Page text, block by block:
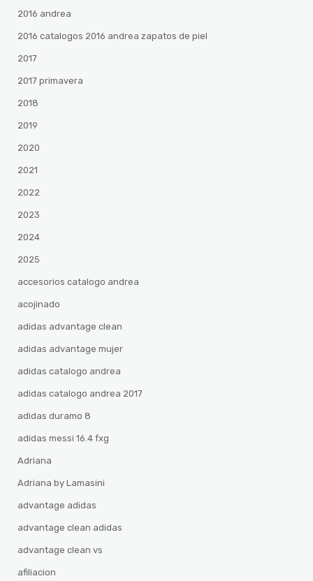
2016 andrea
2016 catalogos 2016 andrea zapatos de piel
2017
2017 primavera
2018
2019
2020
2021
2022
2023
2024
2025
accesorios catalogo andrea
acojinado
adidas advantage clean
adidas advantage mujer
adidas catalogo andrea
adidas catalogo andrea 2017
adidas duramo 8
adidas messi 16.4 fxg
Adriana
Adriana by Lamasini
advantage adidas
advantage clean adidas
advantage clean vs
afiliacion